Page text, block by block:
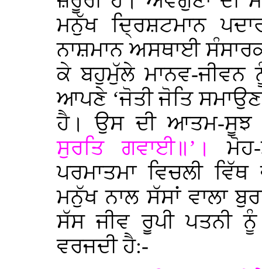
ਮਨੁੱਖ ਦ੍ਰਿਸ਼ਟਮਾਨ
ਨਾਸ਼ਮਾਨ ਅਸਥਾਈ
ਕੇ ਬਹੁਮੁੱਲੇ ਮਾਨਵ-ਜੀਵਨ
ਆਪਣੇ ‘ਜੋਤੀ ਜੋਤਿ
ਹੈ। ਉਸ ਦੀ ਆਤਮ-ਸੂਝ
ਸੁਰਤਿ ਗਵਾਈ॥’।
ਪਰਮਾਤਮਾ ਵਿਚਲੀ
ਮਨੁੱਖ ਨਾਲ ਸੱਸਾਂ ਵਾਲਾ
ਸੱਸ ਜੀਵ ਰੂਪੀ ਪਤਨੀ ਨੂੰ
ਵਰਜਦੀ ਹੈ:-